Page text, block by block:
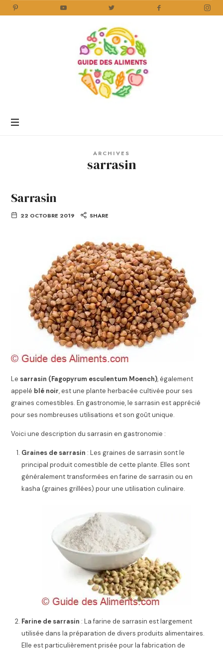
Aliments
ARCHIVES
sarrasin
Sarrasin
22 OCTOBRE 2019 SHARE
Le sarrasin (Fagopyrum esculentum Moench), également
appelé blé noir, est une plante herbacée cultivée pour ses
graines comestibles. En gastronomie, le sarrasin est apprécié
pour ses nombreuses utilisations et son goût unique.
Voici une description du sarrasin en gastronomie :
Graines de sarrasin : Les graines de sarrasin sont le
principal produit comestible de cette plante. Elles sont
généralement transformées en farine de sarrasin ou en
kasha (graines grillées) pour une utilisation culinaire.
Farine de sarrasin : La farine de sarrasin est largement
utilisée dans la préparation de divers produits alimentaires.
Elle est particulièrement prisée pour la fabrication de